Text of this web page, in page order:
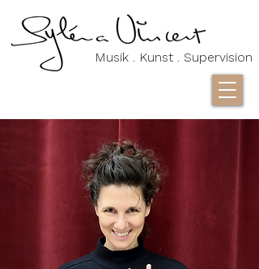
Musik . Kunst . Supervision